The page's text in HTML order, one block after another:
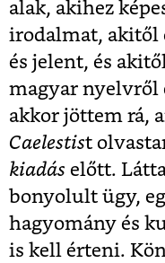
alak, akihez
irodalmat,
és jelent, és
magyar nyelvről
akkor jöttem rá,
Caelestist
kiadás előtt.
bonyolult ügy,
hagyomány és
is kell érteni.